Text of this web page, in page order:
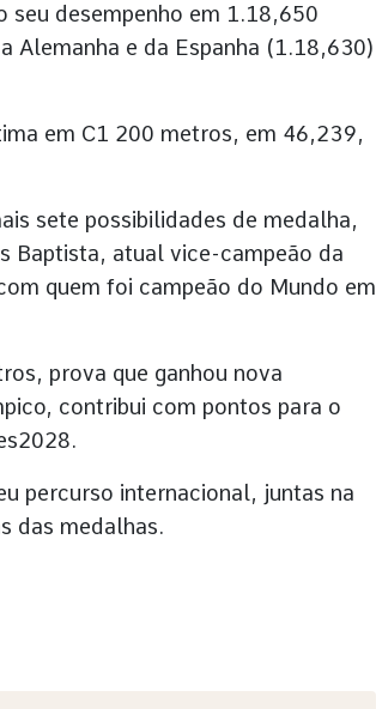
seu desempenho em 1.18,650
Alemanha e da Espanha (1.18,630)
em C1 200 metros, em 46,239,
sete possibilidades de medalha,
Baptista, atual vice-campeão da
quem foi campeão do Mundo em
prova que ganhou nova
contribui com pontos para o
percurso internacional, juntas na
das medalhas.